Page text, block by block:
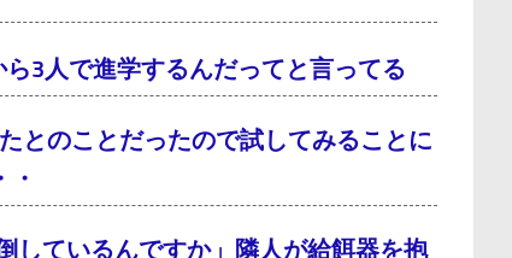
3人で進学するんだってと言ってる
とのことだったので試してみることに
しているんですか」隣人が給餌器を抱